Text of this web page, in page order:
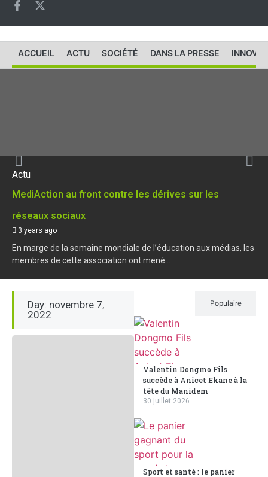
ACCUEIL ACTU SOCIÉTÉ DANS LA PRESSE
Actu
MediAction au front contre les dérives sur les
réseaux sociaux
3 years ago
En marge de la semaine mondiale de l’éducation aux médias, les
membres de cette association ont mené...
Day: novembre 7,
2022
Populaire
Valentin Dongmo Fils
succède à Anicet Ekane à la
tête du Manidem
30 juillet 2026
Sport et santé : le panier